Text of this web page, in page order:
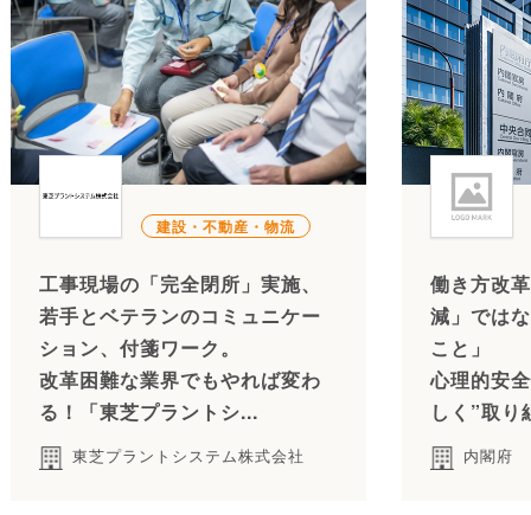
建設・不動産・物流
工事現場の「完全閉所」実施、
若手とベテランのコミュニケー
ション、付箋ワーク。
改革困難な業界でもやれば変わ
る！「東芝プラントシ...
東芝プラントシステム株式会社
働き方改
減」では
こと」
心理的安
しく”取り
内閣府